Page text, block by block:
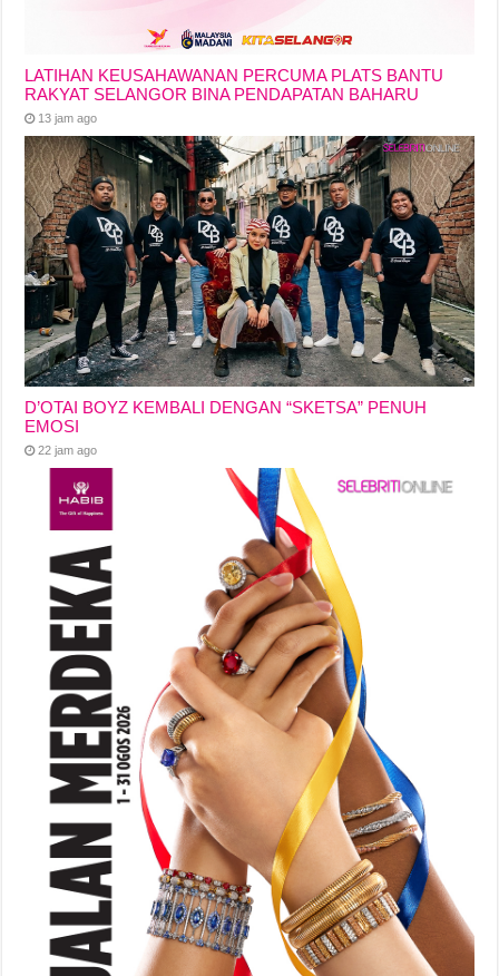
LATIHAN KEUSAHAWANAN PERCUMA PLATS BANTU
RAKYAT SELANGOR BINA PENDAPATAN BAHARU
13 jam ago
D’OTAI BOYZ KEMBALI DENGAN “SKETSA” PENUH
EMOSI
22 jam ago